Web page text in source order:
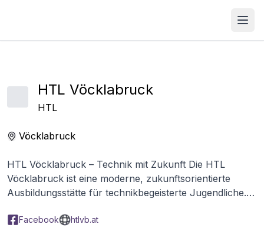
HTL Vöcklabruck
HTL
Vöcklabruck
HTL Vöcklabruck – Technik mit Zukunft Die HTL
Vöcklabruck ist eine moderne, zukunftsorientierte
Ausbildungsstätte für technikbegeisterte Jugendliche.
Mechatronik, Elektrotechnik und
Facebook htlvb.at